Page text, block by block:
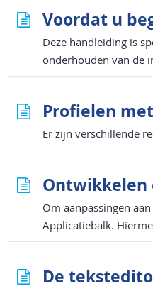
Voordat u
Deze handleiding is
onderhouden van de
Profielen
Er zijn verschillende
Ontwikkelen
Om aanpassingen
Applicatiebalk.
De